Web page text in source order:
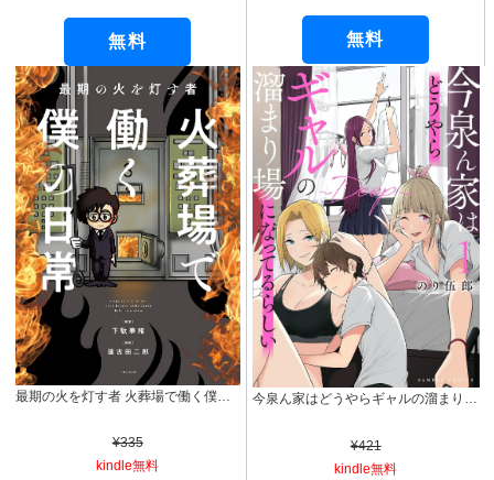
無料 無料
最期の火を灯す者 火葬場で働く僕の日常 (バンブーコミックス エッセイセレクション)
¥335
kindle無料
今泉ん家はどうやらギャルの溜まり場になってるらしい～DEEP～ (1) (バンブーコミックス)
¥421
kindle無料